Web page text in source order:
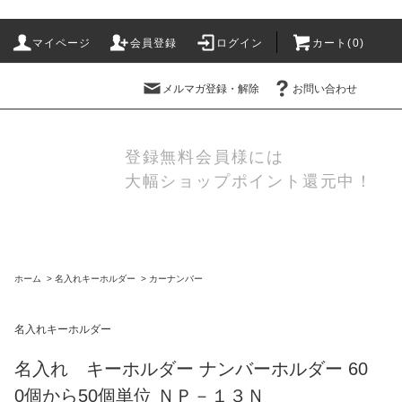
マイページ 会員登録 ログイン カート(0)
メルマガ登録・解除 お問い合わせ
登録無料会員様には
大幅ショップポイント還元中！
ホーム > 名入れキーホルダー > カーナンバー
名入れキーホルダー
名入れ キーホルダー ナンバーホルダー 60
0個から50個単位 ＮＰ－１３Ｎ